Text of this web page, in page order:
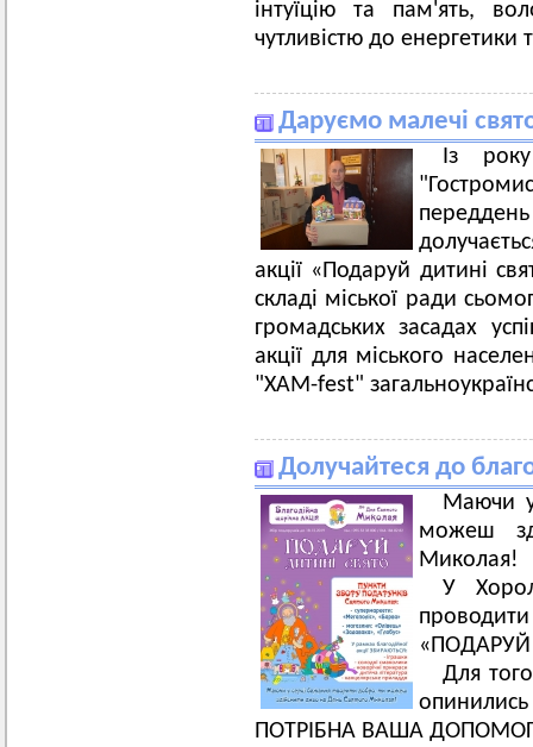
інтуїцію та пам'ять,
чутливістю до енергетики
Даруємо малечі
Із
акції «Подаруй дитині
складі міської ради
громадських засадах
акції для міського
"ХАМ-fest"
Долучайтеся до
Маючи
можеш
Миколая!
У
Для
ПОТРІБНА ВАША